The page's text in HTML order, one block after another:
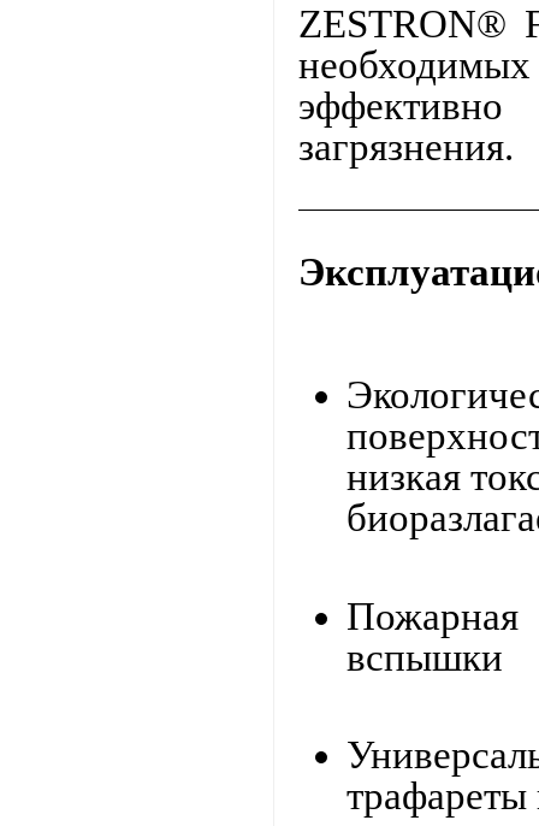
ZESTRON®
загрязнения.
низкая
вспышки
трафареты